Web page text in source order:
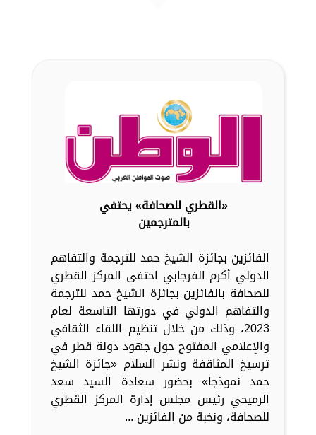
«القطري للصحافة» يحتفي
بالمترجمين
الفائزين بجائزة الشيخ حمد للترجمة والتفاهم
الدولي أكرم الفرجابي احتفى المركز القطري
للصحافة بالفائزين بجائزة الشيخ حمد للترجمة
والتفاهم الدولي في دورتها التاسعة لعام
2023، وذلك من خلال تنظيم اللقاء الثقافي
والإعلامي المفتوح حول جهود دولة قطر في
ترسيخ المثاقفة ونشر السلام «جائزة الشيخ
حمد نموذجا» بحضور سعادة السيد سعد
الرميحي رئيس مجلس إدارة المركز القطري
للصحافة، ونخبة من الفائزين ...